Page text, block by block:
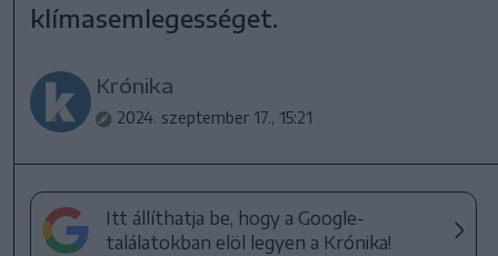
klímasemlegességet.
Krónika
2024. szeptember 17., 15:21
Itt állíthatja be, hogy a Google-
találatokban elöl legyen a Krónika!